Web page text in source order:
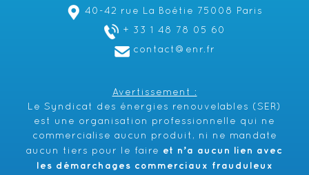
40-42 rue La Boétie 75008 Paris
+ 33 1 48 78 05 60
contact@enr.fr
Avertissement :
Le Syndicat des énergies renouvelables (SER)
est une organisation professionnelle qui ne
commercialise aucun produit, ni ne mandate
aucun tiers pour le faire et n’a aucun lien avec
les démarchages commerciaux frauduleux